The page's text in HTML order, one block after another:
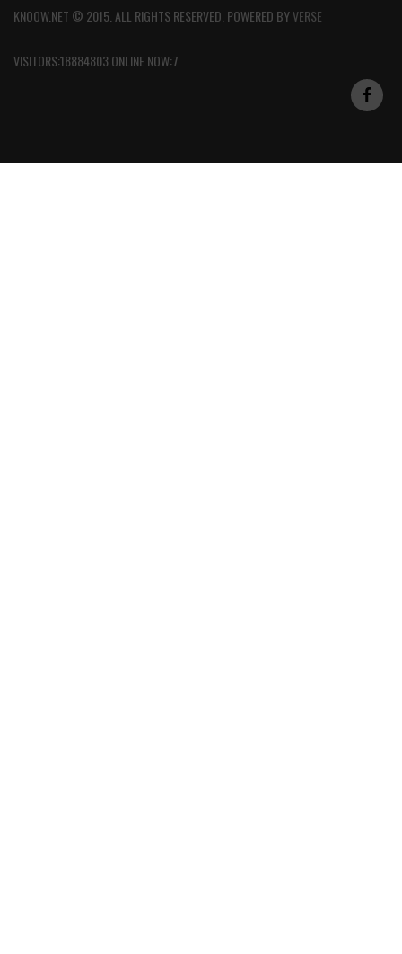
KNOOW.NET © 2015. ALL RIGHTS RESERVED. POWERED BYVERSE
VISITORS:18884803 ONLINE NOW:7